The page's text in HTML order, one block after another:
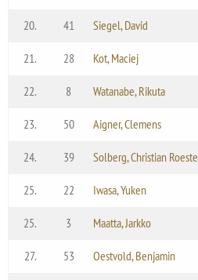
20. 41 Siegel, David
21. 28 Kot, Maciej
22. 8 Watanabe, Rikuta
23. 50 Aigner, Clemens
24. 39 Solberg, Christian Roeste
25. 22 Iwasa, Yuken
25. 3 Maatta, Jarkko
27. 53 Oestvold, Benjamin